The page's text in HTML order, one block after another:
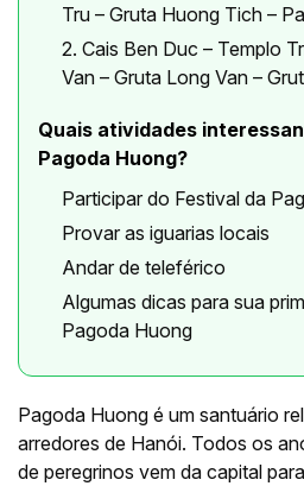
Tru – Gruta Huong Tich –
2. Cais Ben Duc – Templo
Van – Gruta Long Van –
Quais atividades
Pagoda Huong?
Participar do Festival da
Provar as iguarias locais
Andar de teleférico
Algumas dicas para sua
Pagoda Huong
Pagoda Huong é um santuário
arredores de Hanói. Todos os
de peregrinos vem da capital